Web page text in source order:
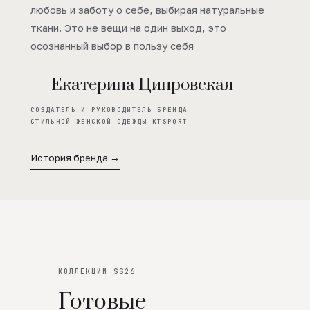
любовь и заботу о себе, выбирая натуральные
ткани. Это не вещи на один выход, это
осознанный выбор в пользу себя
— Екатерина Ципровская
СОЗДАТЕЛЬ И РУКОВОДИТЕЛЬ БРЕНДА
СТИЛЬНОЙ ЖЕНСКОЙ ОДЕЖДЫ KTSPORT
История бренда →
КОЛЛЕКЦИИ SS26
Готовые